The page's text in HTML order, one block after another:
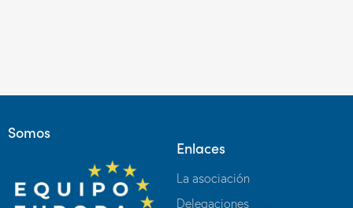
Somos
Enlaces
La asociación
Delegaciones